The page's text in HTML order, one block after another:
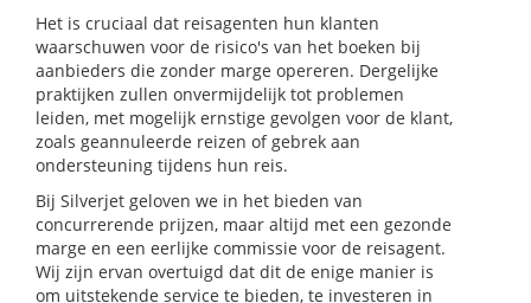
Het is cruciaal dat reisagenten hun klanten
waarschuwen voor de risico's van het boeken bij
aanbieders die zonder marge opereren. Dergelijke
praktijken zullen onvermijdelijk tot problemen
leiden, met mogelijk ernstige gevolgen voor de klant,
zoals geannuleerde reizen of gebrek aan
ondersteuning tijdens hun reis.
Bij Silverjet geloven we in het bieden van
concurrerende prijzen, maar altijd met een gezonde
marge en een eerlijke commissie voor de reisagent.
Wij zijn ervan overtuigd dat dit de enige manier is
om uitstekende service te bieden, te investeren in